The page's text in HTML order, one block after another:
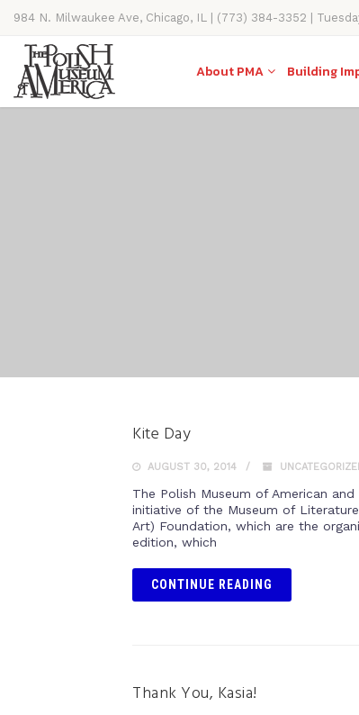
984 N. Milwaukee Ave, Chicago, IL | (773) 384-3352 |
11AM-4PM
About PMA Building
Kite Day
AUGUST 30, 2014
The Polish Museum of American
initiative of the Museum of
Art) Foundation, which are the
edition, which
CONTINUE READING
Thank You, Kasia!